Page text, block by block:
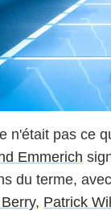
n'était pas ce
Emmerich
du terme,
, Patrick